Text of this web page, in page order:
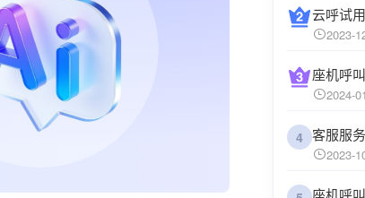
2023-
座机呼
2024-
4
2023-